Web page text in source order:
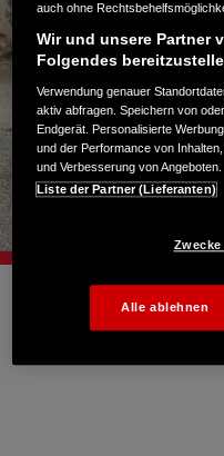
auch ohne
Wir und unsere Partner
Folgendes
Verwendung genauer
aktiv abfragen. Speichern von
Endgerät. Personalisierte
und der Performance von
und Verbesserung von Angeboten.
Liste der Partner (Lieferanten)
Alle ablehnen